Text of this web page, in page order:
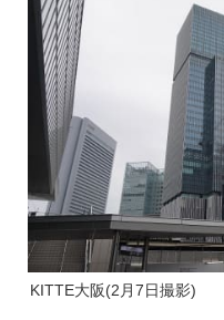
KITTE大阪(2月7日撮影)